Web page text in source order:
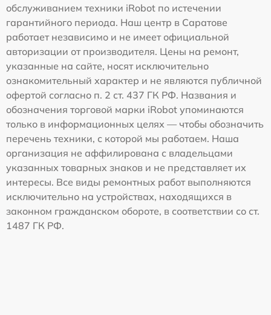
обслуживанием техники iRobot по истечении
гарантийного периода. Наш центр в Саратове
работает независимо и не имеет официальной
авторизации от производителя. Цены на ремонт,
указанные на сайте, носят исключительно
ознакомительный характер и не являются публичной
офертой согласно п. 2 ст. 437 ГК РФ. Названия и
обозначения торговой марки iRobot упоминаются
только в информационных целях — чтобы обозначить
перечень техники, с которой мы работаем. Наша
организация не аффилирована с владельцами
указанных товарных знаков и не представляет их
интересы. Все виды ремонтных работ выполняются
исключительно на устройствах, находящихся в
законном гражданском обороте, в соответствии со ст.
1487 ГК РФ.